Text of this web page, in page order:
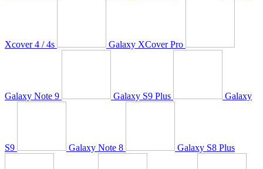
Xcover 4 / 4s Galaxy XCover Pro
Galaxy Note 9 Galaxy S9 Plus Galaxy
S9 Galaxy Note 8 Galaxy S8 Plus